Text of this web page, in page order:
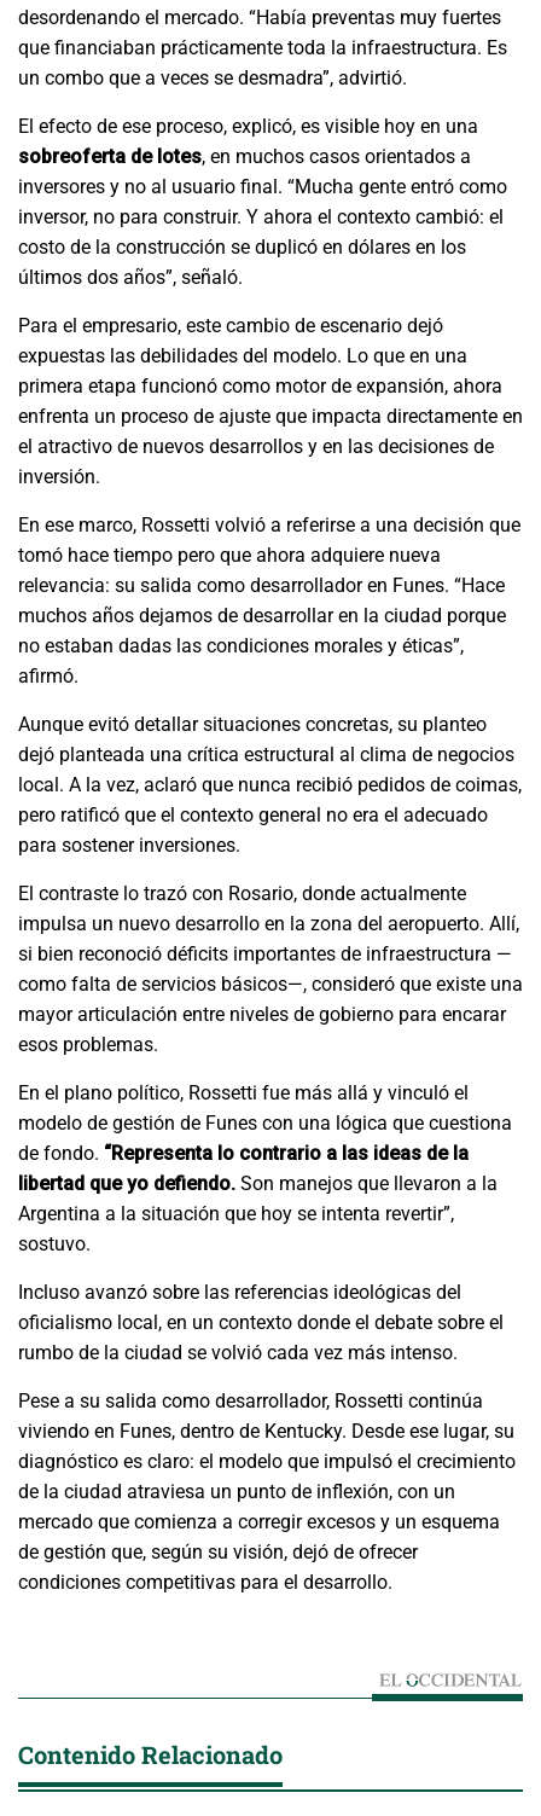
desordenando el mercado. “Había preventas muy fuertes
que financiaban prácticamente toda la infraestructura. Es
un combo que a veces se desmadra”, advirtió.
El efecto de ese proceso, explicó, es visible hoy en una
sobreoferta de lotes, en muchos casos orientados a
inversores y no al usuario final. “Mucha gente entró como
inversor, no para construir. Y ahora el contexto cambió: el
costo de la construcción se duplicó en dólares en los
últimos dos años”, señaló.
Para el empresario, este cambio de escenario dejó
expuestas las debilidades del modelo. Lo que en una
primera etapa funcionó como motor de expansión, ahora
enfrenta un proceso de ajuste que impacta directamente en
el atractivo de nuevos desarrollos y en las decisiones de
inversión.
En ese marco, Rossetti volvió a referirse a una decisión que
tomó hace tiempo pero que ahora adquiere nueva
relevancia: su salida como desarrollador en Funes. “Hace
muchos años dejamos de desarrollar en la ciudad porque
no estaban dadas las condiciones morales y éticas”,
afirmó.
Aunque evitó detallar situaciones concretas, su planteo
dejó planteada una crítica estructural al clima de negocios
local. A la vez, aclaró que nunca recibió pedidos de coimas,
pero ratificó que el contexto general no era el adecuado
para sostener inversiones.
El contraste lo trazó con Rosario, donde actualmente
impulsa un nuevo desarrollo en la zona del aeropuerto. Allí,
si bien reconoció déficits importantes de infraestructura —
como falta de servicios básicos—, consideró que existe una
mayor articulación entre niveles de gobierno para encarar
esos problemas.
En el plano político, Rossetti fue más allá y vinculó el
modelo de gestión de Funes con una lógica que cuestiona
de fondo. “Representa lo contrario a las ideas de la
libertad que yo defiendo. Son manejos que llevaron a la
Argentina a la situación que hoy se intenta revertir”,
sostuvo.
Incluso avanzó sobre las referencias ideológicas del
oficialismo local, en un contexto donde el debate sobre el
rumbo de la ciudad se volvió cada vez más intenso.
Pese a su salida como desarrollador, Rossetti continúa
viviendo en Funes, dentro de Kentucky. Desde ese lugar, su
diagnóstico es claro: el modelo que impulsó el crecimiento
de la ciudad atraviesa un punto de inflexión, con un
mercado que comienza a corregir excesos y un esquema
de gestión que, según su visión, dejó de ofrecer
condiciones competitivas para el desarrollo.
Contenido Relacionado